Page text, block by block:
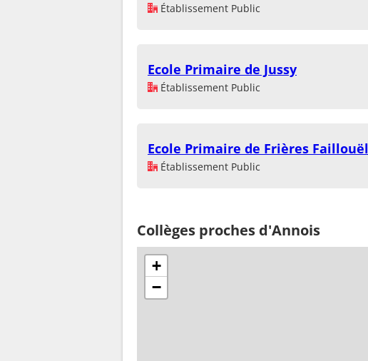
Établissement Public
Ecole Primaire de Jussy
Établissement Public
Ecole Primaire de Frières Faillouël
Établissement Public
Collèges proches d'Annois
+
−